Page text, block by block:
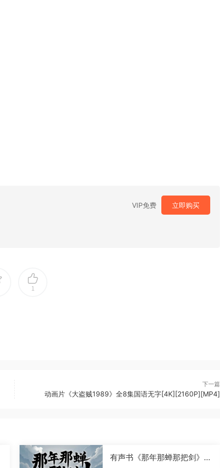
VIP免费 立即购买
1
下一篇
动画片《大盗贼1989》全8集国语无字[4K][2160P][MP4]
有声书《那年那蝉那把剑》大